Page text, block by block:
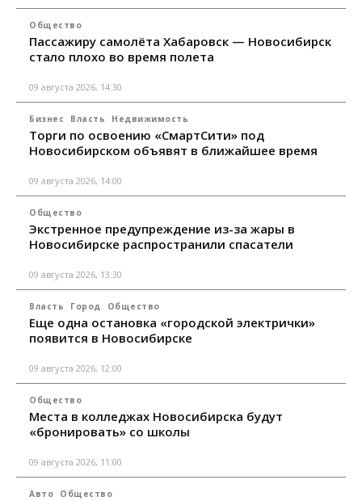
Общество
Пассажиру самолёта Хабаровск — Новосибирск
стало плохо во время полета
09 августа 2026, 14:30
Бизнес Власть Недвижимость
Торги по освоению «СмартСити» под
Новосибирском объявят в ближайшее время
09 августа 2026, 14:00
Общество
Экстренное предупреждение из-за жары в
Новосибирске распространили спасатели
09 августа 2026, 13:30
Власть Город Общество
Еще одна остановка «городской электрички»
появится в Новосибирске
09 августа 2026, 12:00
Общество
Места в колледжах Новосибирска будут
«бронировать» со школы
09 августа 2026, 11:00
Авто Общество